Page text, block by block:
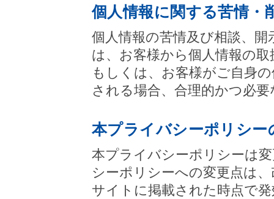
個人情報に関する苦情・
個人情報の苦情及び相談、
は、お客様から個人情報の
もしくは、お客様がご自身
される場合、合理的かつ必
本プライバシーポリシー
本プライバシーポリシーは
シーポリシーへの変更点は
サイトに掲載された時点で